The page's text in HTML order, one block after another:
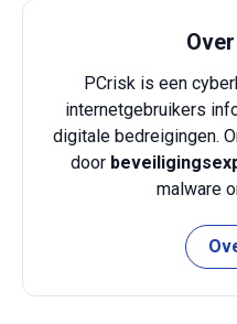
PCrisk is een
internetgebruikers
digitale bedreigingen.
door
malware